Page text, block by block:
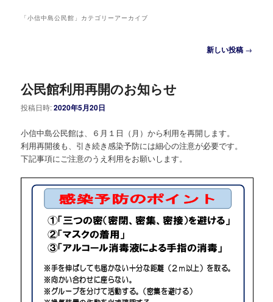
「小信中島公民館 」カテゴリーアーカイブ
ビ
ゲ
ー
ョ
ン
新しい投稿 →
公民館利用再開のお知らせ
投稿日時:2020年5月20日
小信中島公民館は、６月１日（月）から利用を再開します。
利用再開後も、引き続き感染予防には細心の注意が必要です。
下記事項にご注意のうえ利用をお願いします。